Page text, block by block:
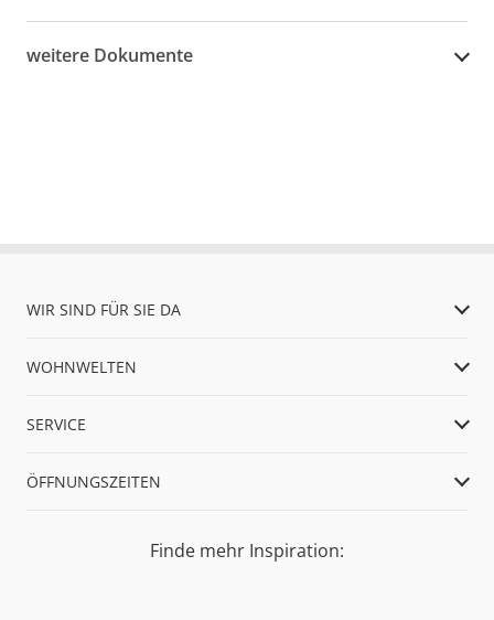
weitere Dokumente
WIR SIND FÜR SIE DA
WOHNWELTEN
SERVICE
ÖFFNUNGSZEITEN
Finde mehr Inspiration: